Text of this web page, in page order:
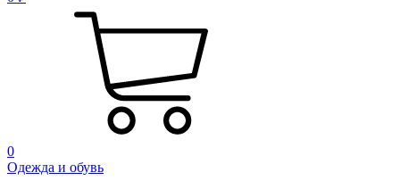
0
Одежда и обувь